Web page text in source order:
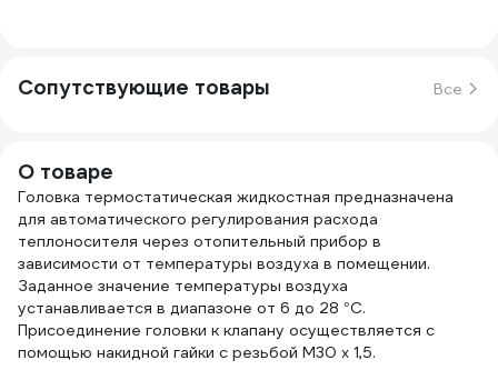
Сопутствующие товары Все
О товаре
Головка термостатическая жидкостная предназначена
для автоматического регулирования расхода
теплоносителя через отопительный прибор в
зависимости от температуры воздуха в помещении.
Заданное значение температуры воздуха
устанавливается в диапазоне от 6 до 28 °С.
Присоединение головки к клапану осуществляется с
помощью накидной гайки с резьбой М30 х 1,5.